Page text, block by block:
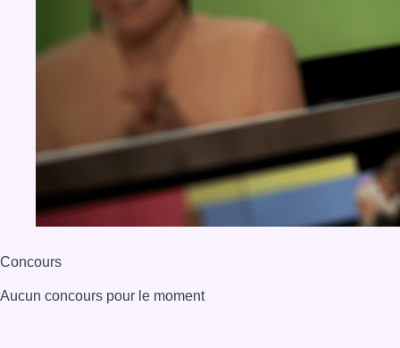
Concours
Aucun concours pour le moment